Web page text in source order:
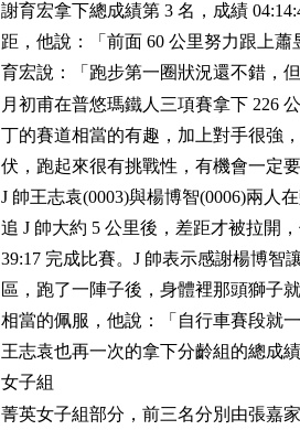
謝育宏拿下總成績第 3 名，成績
距，他說：「前面 60 公里努力跟上
育宏說：「跑步第一圈狀況還不錯，
月初甫在普悠瑪鐵人三項賽拿下 226
丁的賽道相當的有趣，加上對手很強
伏，跑起來很有挑戰性，有機會一定
J 帥王志袁(0003)與楊博智(0006)兩人
追 J 帥大約 5 公里後，差距才被拉開
39:17 完成比賽。J 帥表示感謝楊博
區，跑了一陣子後，身體裡那頭獅子
相當的佩服，他說：「自行車賽段就
王志袁也再一次的拿下分齡組的總成
女子組
菁英女子組部分，前三名分別由張嘉